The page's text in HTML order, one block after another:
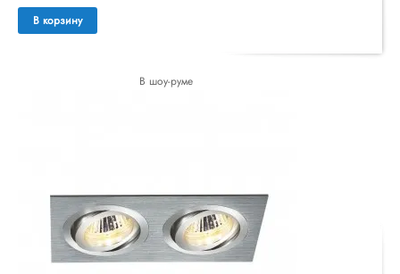
В корзину
В шоу-руме